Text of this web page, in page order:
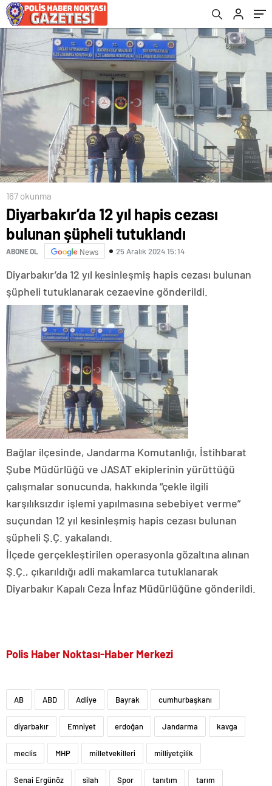
167 okunma
Diyarbakır’da 12 yıl hapis cezası
bulunan şüpheli tutuklandı
ABONE OL News 25 Aralık 2024 15:14
Diyarbakır’da 12 yıl kesinleşmiş hapis cezası bulunan
şüpheli tutuklanarak cezaevine gönderildi.
Bağlar ilçesinde, Jandarma Komutanlığı, İstihbarat
Şube Müdürlüğü ve JASAT ekiplerinin yürüttüğü
çalışmalar sonucunda, hakkında “çekle ilgili
karşılıksızdır işlemi yapılmasına sebebiyet verme”
suçundan 12 yıl kesinleşmiş hapis cezası bulunan
şüpheli Ş.Ç. yakalandı.
İlçede gerçekleştirilen operasyonla gözaltına alınan
Ş.Ç., çıkarıldığı adli makamlarca tutuklanarak
Diyarbakır Kapalı Ceza İnfaz Müdürlüğüne gönderildi.
Polis Haber Noktası-Haber Merkezi
AB ABD Adliye Bayrak cumhurbaşkanı
diyarbakır Emniyet erdoğan Jandarma kavga
meclis MHP milletvekilleri milliyetçilik
Senai Ergünöz silah Spor tanıtım tarım
Başkanlığına Ayfer Koç Atandı
örgütü mensubu yakalandı